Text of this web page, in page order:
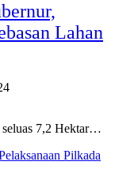
Lahan
seluas 7,2 Hektar…